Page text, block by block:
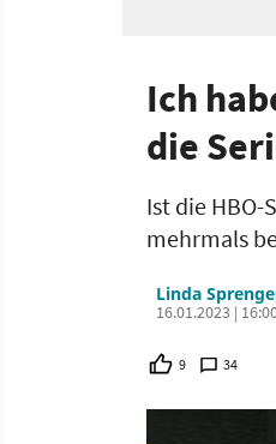
Ich
die
Ist die HBO-
mehrmals
Linda
16.01.2023 |
9 34